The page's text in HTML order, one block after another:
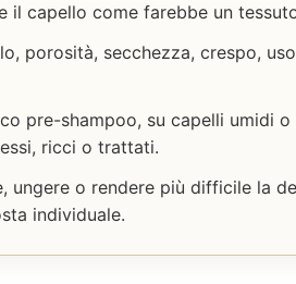
il capello come farebbe un
porosità, secchezza, crespo,
pre-shampoo, su capelli umidi
ricci o trattati.
ungere o rendere più difficile la
individuale.